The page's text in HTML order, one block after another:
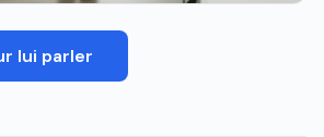
lui parler